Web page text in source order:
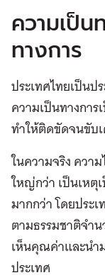
ความเป็น
ทางการ
ประเทศไทยเป็นป
ความเป็นทางกา
ทำให้ติดขัดจนขับ
ในความจริง ควา
ใหญ่กว่า เป็นเหตุ
มากกว่า โดยประ
ตามธรรมชาติจำ
เห็นคุณค่าและนำ
ประเทศ